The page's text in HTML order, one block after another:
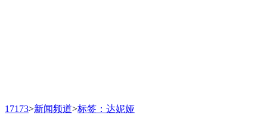
17173>新闻频道>标签：达妮娅